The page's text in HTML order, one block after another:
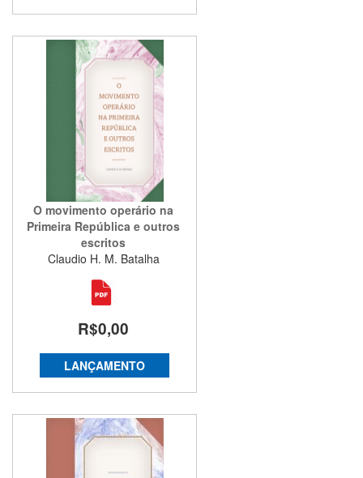
O movimento operário na
Primeira República e outros
escritos
Claudio H. M. Batalha
R$0,00
LANÇAMENTO